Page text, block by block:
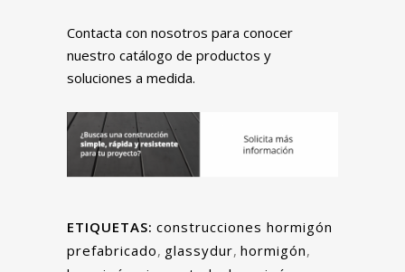
Contacta con nosotros para conocer
nuestro catálogo de productos y
soluciones a medida.
ETIQUETAS: construcciones hormigón
prefabricado, glassydur, hormigón,